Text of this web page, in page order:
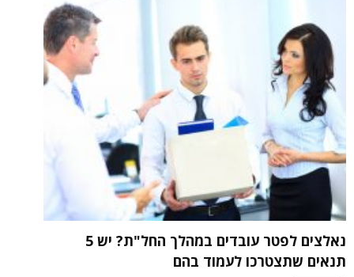
נאלצים לפטר עובדים במהלך החל"ת? יש 5
תנאים שתצטרכו לעמוד בהם